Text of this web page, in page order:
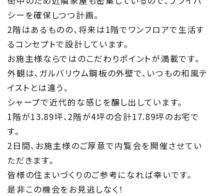
Project
私たちの取り組み
Information
家づくりに役立つ情報
Maintenance
家のメンテナンス
じゅうmado
住宅相談窓口 じゅうmado
シーを確保しつつ計画。
2階はあるものの、将来は1階でワンフロアで生活す
るコンセプトで設計しています。
お施主様ならではのこだわりポイントが満載です。
外観は、ガルバリウム鋼板の外壁で、いつもの和風テ
イストとは違う、
シャープで近代的な感じを醸し出しています。
1階が13.89坪、2階が4坪の合計17.89坪のお宅で
す。
2日間、お施主様のご厚意で内覧会を開催させてい
ただきます。
皆様の住まいづくりのご参考になれば幸いです。
是非この機会をお見逃しなく！